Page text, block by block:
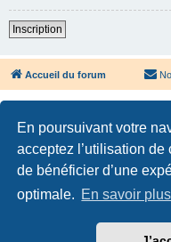
En poursuivant votre
acceptez l’utilisation
de bénéficier d’une
optimale. En savoir
Inscription
Accueil du forum
Développé par